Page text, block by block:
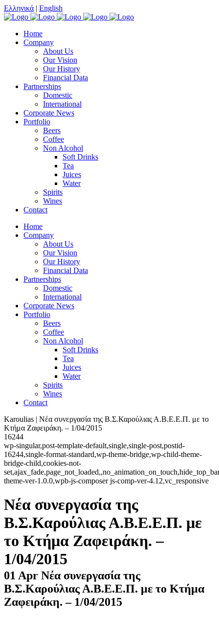
Ελληνικά | English
Home
Company
About Us
Our Vision
Our History
Financial Data
Partnerships
Domestic
International
Corporate News
Portfolio
Beers
Coffee
Non Alcohol
Soft Drinks
Tea
Juices
Water
Spirits
Wines
Contact
Home
Company
About Us
Our Vision
Our History
Financial Data
Partnerships
Domestic
International
Corporate News
Portfolio
Beers
Coffee
Non Alcohol
Soft Drinks
Tea
Juices
Water
Spirits
Wines
Contact
Karoulias | Νέα συνεργασία της Β.Σ.Καρούλιας Α.Β.Ε.Ε.Π. με το
Κτήμα Ζαφειράκη. – 1/04/2015
16244
wp-singular,post-template-default,single,single-post,postid-
16244,single-format-standard,wp-theme-bridge,wp-child-theme-
bridge-child,cookies-not-
theme-ver-1.0.0,wpb-js-composer js-comp-ver-4.12,vc_responsive
Νέα συνεργασία της
Β.Σ.Καρούλιας Α.Β.Ε.Ε.Π. με
το Κτήμα Ζαφειράκη. –
1/04/2015
01 Apr Νέα συνεργασία της
Β.Σ.Καρούλιας Α.Β.Ε.Ε.Π. με το Κτήμα
Ζαφειράκη. – 1/04/2015